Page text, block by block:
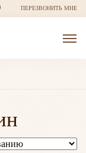
ПЕРЕЗВОНИТЬ МНЕ